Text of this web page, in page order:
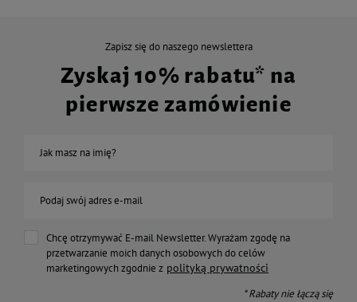
Zapisz się do naszego newslettera
Zyskaj 10% rabatu* na
pierwsze zamówienie
Jak masz na imię?
Podaj swój adres e-mail
Chcę otrzymywać E-mail Newsletter. Wyrażam zgodę na
przetwarzanie moich danych osobowych do celów
marketingowych zgodnie z polityką prywatności
* Rabaty nie łączą się